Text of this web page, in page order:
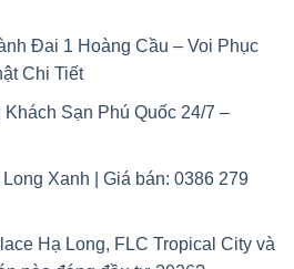
Đai 1 Hoàng Cầu – Voi Phục
Chi Tiết
Sạn Phú Quốc 24/7 –
Xanh | Giá bán: 0386 279
Hạ Long, FLC Tropical City và